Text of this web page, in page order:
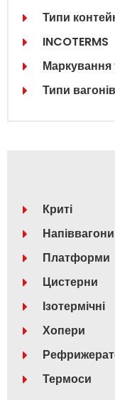
Типи
INCOTERMS
Маркування
Типи вагонів
Криті
Напіввагони
Платформи
Цистерни
Ізотермічні
Хопери
Термоси